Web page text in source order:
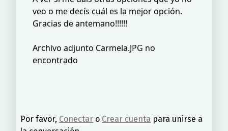
veo o me decís cuál es la mejor opción.
Gracias de antemano!!!!!!
Archivo adjunto Carmela.JPG no
encontrado
Por favor, Conectar o Crear cuenta para unirse a